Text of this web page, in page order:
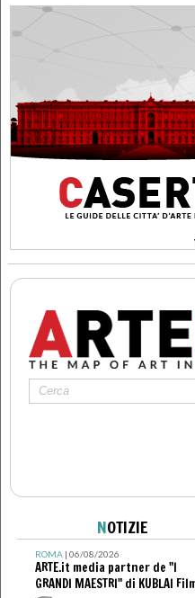
NOTIZIE
ROMA| 06/08/2026
ARTE.it media partner de "I
GRANDI MAESTRI" di KUBLAI